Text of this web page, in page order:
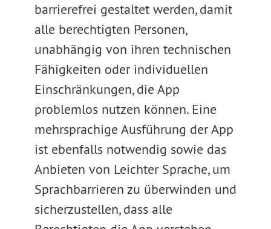
barrierefrei gestaltet werden, damit
alle berechtigten Personen,
unabhängig von ihren technischen
Fähigkeiten oder individuellen
Einschränkungen, die App
problemlos nutzen können. Eine
mehrsprachige Ausführung der App
ist ebenfalls notwendig sowie das
Anbieten von Leichter Sprache, um
Sprachbarrieren zu überwinden und
sicherzustellen, dass alle